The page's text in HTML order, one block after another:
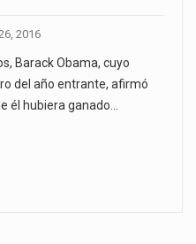
2016
Barack Obama, cuyo
del año entrante, afirmó
él hubiera ganado…